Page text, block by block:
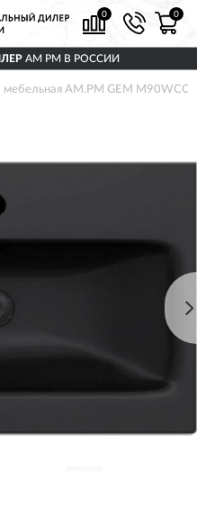
0 0
AM PM В РОССИИ
мебельная AM.PM GEM